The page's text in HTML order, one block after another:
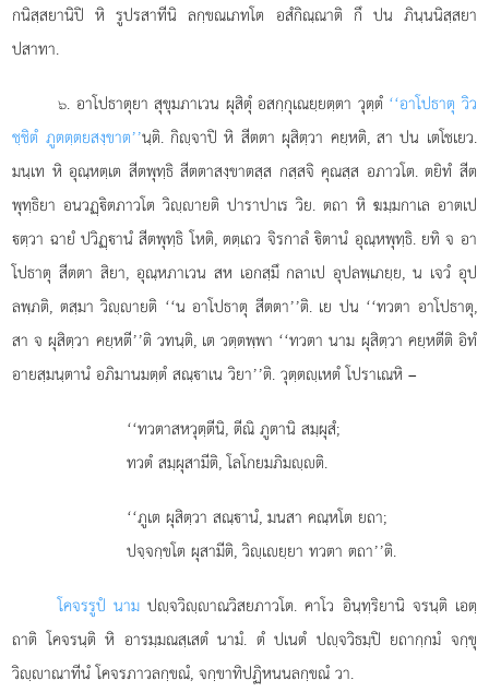
กนิสฺสยานิปิ หิ รูปรสาทีนิ ลกฺขณเภทโต อสํกิณฺณาติ กึ ปน ภินฺนนิสฺสยา
ปสาทา.
๖. อาโปธาตุยาสุขุมภาเวน ผุสิตุํ อสกฺกุเณยฺยตฺตา วุตฺตํ ‘‘อาโปธาตุ วิว
ชฺชิตํ ภูตตฺตยสงฺขาต’’นฺติ. กิฺจาปิ หิ สีตตา ผุสิตฺวา คยฺหติ, สา ปน เตโชเยว.
มนฺเท หิ อุณฺหตฺเต สีตพุทฺธิ สีตตาสงฺขาตสฺส กสฺสจิ คุณสฺส อภาวโต. ตยิทํ สีต
พุทฺธิยา อนวฏฺิตภาวโต วิฺายติ ปาราปาเร วิย. ตถา หิ ฆมฺมกาเล อาตเป
ตฺวา ฉายํ ปวิฏฺานํ สีตพุทฺธิ โหติ, ตตฺเถว จิรกาลํ ิตานํ อุณฺหพุทฺธิ. ยทิ จ อา
โปธาตุ สีตตา สิยา, อุณฺหภาเวน สห เอกสฺมึ กลาเปอุปลพฺเภยฺย, น เจวํ อุป
ลพฺภติ, ตสฺมา วิฺายติ ‘‘น อาโปธาตุ สีตตา’’ติ. เย ปน ‘‘ทวตา อาโปธาตุ,
สา จ ผุสิตฺวา คยฺหตี’’ติ วทนฺติ, เต วตฺตพฺพา ‘‘ทวตา นาม ผุสิตฺวา คยฺหตีติ อิทํ
อายสฺมนฺตานํ อภิมานมตฺตํ สณฺาเน วิยา’’ติ. วุตฺตฺเหตํ โปราเณหิ –
‘‘ทวตาสหวุตฺตีนิ, ตีณิ ภูตานิ สมฺผุสํ;
ทวตํ สมฺผุสามีติ, โลโกยมภิมฺติ.
‘‘ภูเต ผุสิตฺวา สณฺานํ, มนสา คณฺหโต ยถา;
ปจฺจกฺขโต ผุสามีติ, วิฺเยฺยา ทวตา ตถา’’ติ.
โคจรรูปํ นาม ปฺจวิฺาณวิสยภาวโต. คาโว อินฺทฺริยานิ จรนฺติ เอตฺ
ถาติ โคจรนฺติ หิ อารมฺมณสฺเสตํ นามํ. ตํ ปเนตํ ปฺจวิธมฺปิ ยถากฺกมํ จกฺขุ
วิฺาณาทีนํ โคจรภาวลกฺขณํ, จกฺขาทิปฏิหนนลกฺขณํ วา.